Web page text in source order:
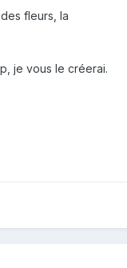
fleurs, la
je vous le créerai.